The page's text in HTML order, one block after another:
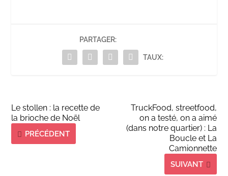
PARTAGER:
TAUX:
Le stollen : la recette de
la brioche de Noël
PRÉCÉDENT
TruckFood, streetfood,
on a testé, on a aimé
(dans notre quartier) : La
Boucle et La
Camionnette
SUIVANT